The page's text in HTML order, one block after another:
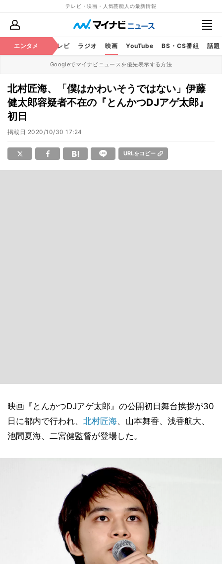
テレビ・映画・人気芸能人の最新情報
エンタメ
芸能 テレビ ラジオ 映画 YouTube BS・CS番組 話題
Googleでマイナビニュースを優先表示する方法
北村匠海、「僕はかわいそうではない」伊藤
健太郎容疑者不在の『とんかつDJアゲ太郎』
初日
掲載日 2020/10/30 17:24
URLをコピー
映画『とんかつDJアゲ太郎』の公開初日舞台挨拶が30
日に都内で行われ、 北村匠海、山本舞香、浅香航大、
池間夏海、二宮健監督が登場した。